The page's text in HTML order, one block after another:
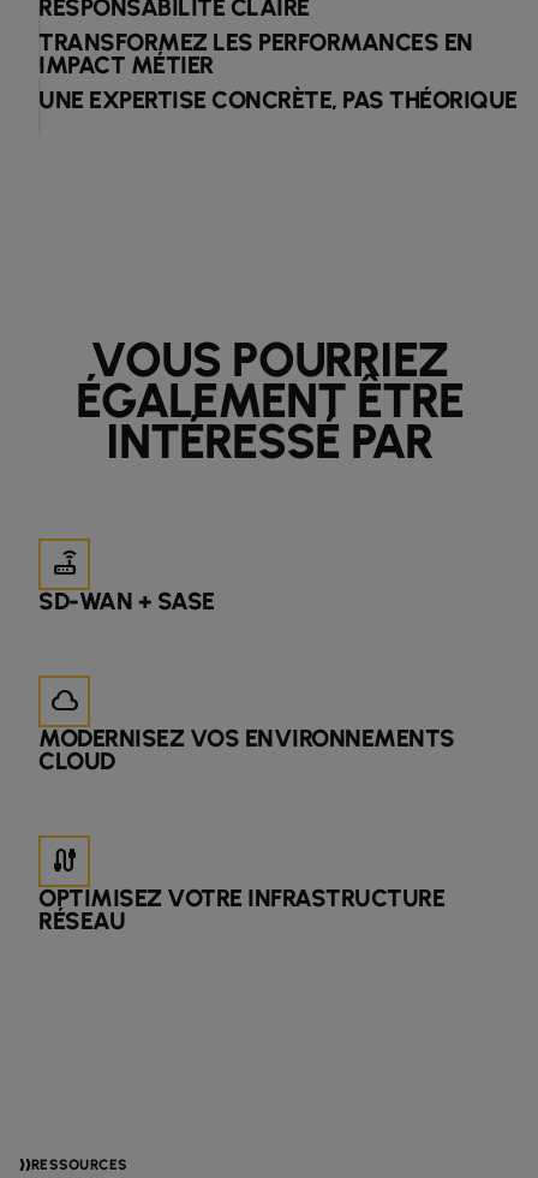
RESPONSABILITÉ CLAIRE
TRANSFORMEZ LES PERFORMANCES EN
IMPACT MÉTIER
UNE EXPERTISE CONCRÈTE, PAS THÉORIQUE
VOUS POURRIEZ
ÉGALEMENT ÊTRE
INTÉRESSÉ PAR
router
SD-WAN + SASE
cloud
MODERNISEZ VOS ENVIRONNEMENTS
CLOUD
cable
OPTIMISEZ VOTRE INFRASTRUCTURE
RÉSEAU
RESSOURCES